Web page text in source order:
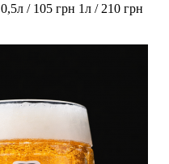
0,5л / 105 грн 1л / 210 грн